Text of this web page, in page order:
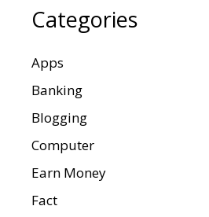
Categories
Apps
Banking
Blogging
Computer
Earn Money
Fact